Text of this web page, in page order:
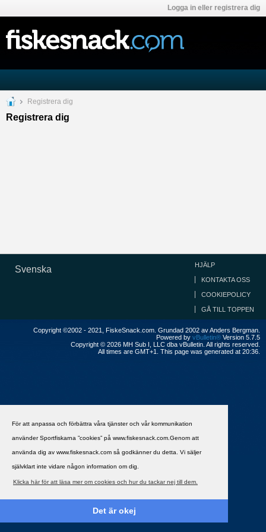
För att anpassa och förbättra våra tjänster och vår kommunikation
använder Sportfiskarna ”cookies” på www.fiskesnack.com.Genom att
använda dig av www.fiskesnack.com så godkänner du detta. Vi säljer
självklart inte vidare någon information om dig.
Klicka här för att läsa mer om cookies och hur du tackar nej till dem.
Det är okej
Logga in eller registrera dig
Registrera dig
Registrera dig
Svenska HJÄLP
KONTAKTA OSS
COOKIEPOLICY
GÅ TILL TOPPEN
Copyright ©2002 - 2021, FiskeSnack.com. Grundad 2002 av Anders Bergman.
Powered by vBulletin® Version 5.7.5
Copyright © 2026 MH Sub I, LLC dba vBulletin. All rights reserved.
All times are GMT+1. This page was generated at 20:36.